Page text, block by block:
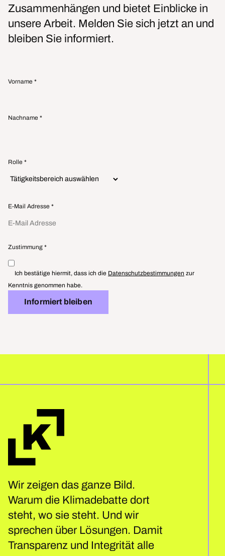
Zusammenhängen und bietet Einblicke in
unsere Arbeit. Melden Sie sich jetzt an und
bleiben Sie informiert.
Vorname *
Nachname *
Rolle *
E-Mail Adresse *
Zustimmung *
Ich bestätige hiermit, dass ich die Datenschutzbestimmungen zur
Kenntnis genommen habe.
Informiert bleiben
Wir zeigen das ganze Bild.
Warum die Klimadebatte dort
steht, wo sie steht. Und wir
sprechen über Lösungen. Damit
Transparenz und Integrität alle